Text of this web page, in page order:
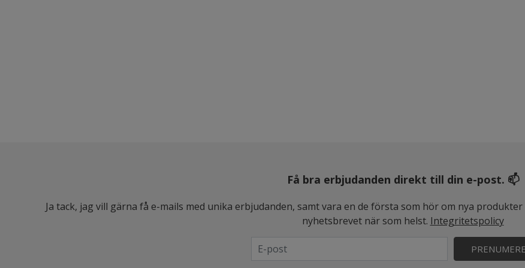
Få bra erbjudanden direkt till din e-post. 📫
Ja tack, jag vill gärna få e-mails med unika erbjudanden, samt vara en de första som hör om nya
nyhetsbrevet när som helst. Integritetspolicy